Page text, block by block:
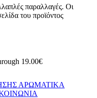
παραλλαγές. Οι
του προϊόντος
19.00€
ΑΡΩΜΑΤΙΚΑ